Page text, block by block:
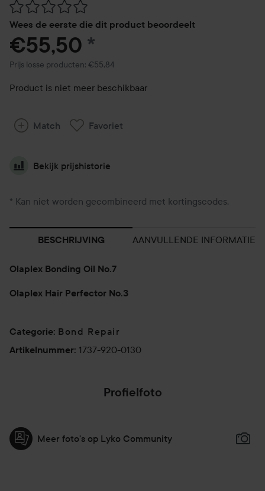
Wees de eerste die dit product beoordeelt
Ga naar Reviews & reacties
€55,50 *
Prijs losse producten: €55,84
Product is niet meer beschikbaar
Match Favoriet
Bekijk prijshistorie
* Kan niet worden gecombineerd met kortingscodes.
BESCHRIJVING AANVULLENDE INFORMATIE
Olaplex Bonding Oil No.7
Olaplex Hair Perfector No.3
Categorie: Bond Repair
Artikelnummer: 1737-920-0130
Profielfoto
Meer foto's op Lyko Community